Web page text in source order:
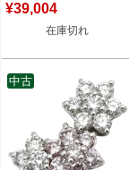
¥39,004
在庫切れ
中古